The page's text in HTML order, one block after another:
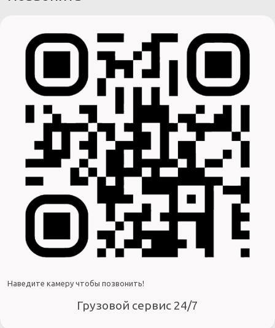
Наведите камеру чтобы позвонить!
Грузовой сервис 24/7